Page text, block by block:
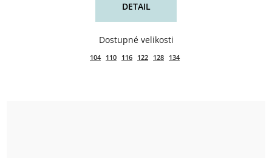
DETAIL
104 110 116 122 128 134